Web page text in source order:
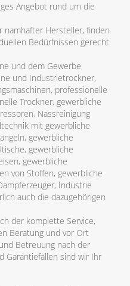
Angebot rund um die
namhafter Hersteller, finden
Bedürfnissen gerecht
und dem Gewerbe
und Industrietrockner,
professionelle
Trockner, gewerbliche
Nassreinigung
mit gewerbliche
gewerbliche
gewerbliche
gewerbliche
von Stoffen, gewerbliche
Industrie
auch die dazugehörigen
der komplette Service,
Beratung und vor Ort
Betreuung nach der
Garantiefällen sind wir Ihr